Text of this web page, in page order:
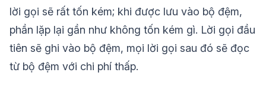
lời gọi sẽ rất tốn kém; khi được lưu vào bộ đệm,
phần lặp lại gần như không tốn kém gì. Lời gọi đầu
tiên sẽ ghi vào bộ đệm, mọi lời gọi sau đó sẽ đọc
từ bộ đệm với chi phí thấp.